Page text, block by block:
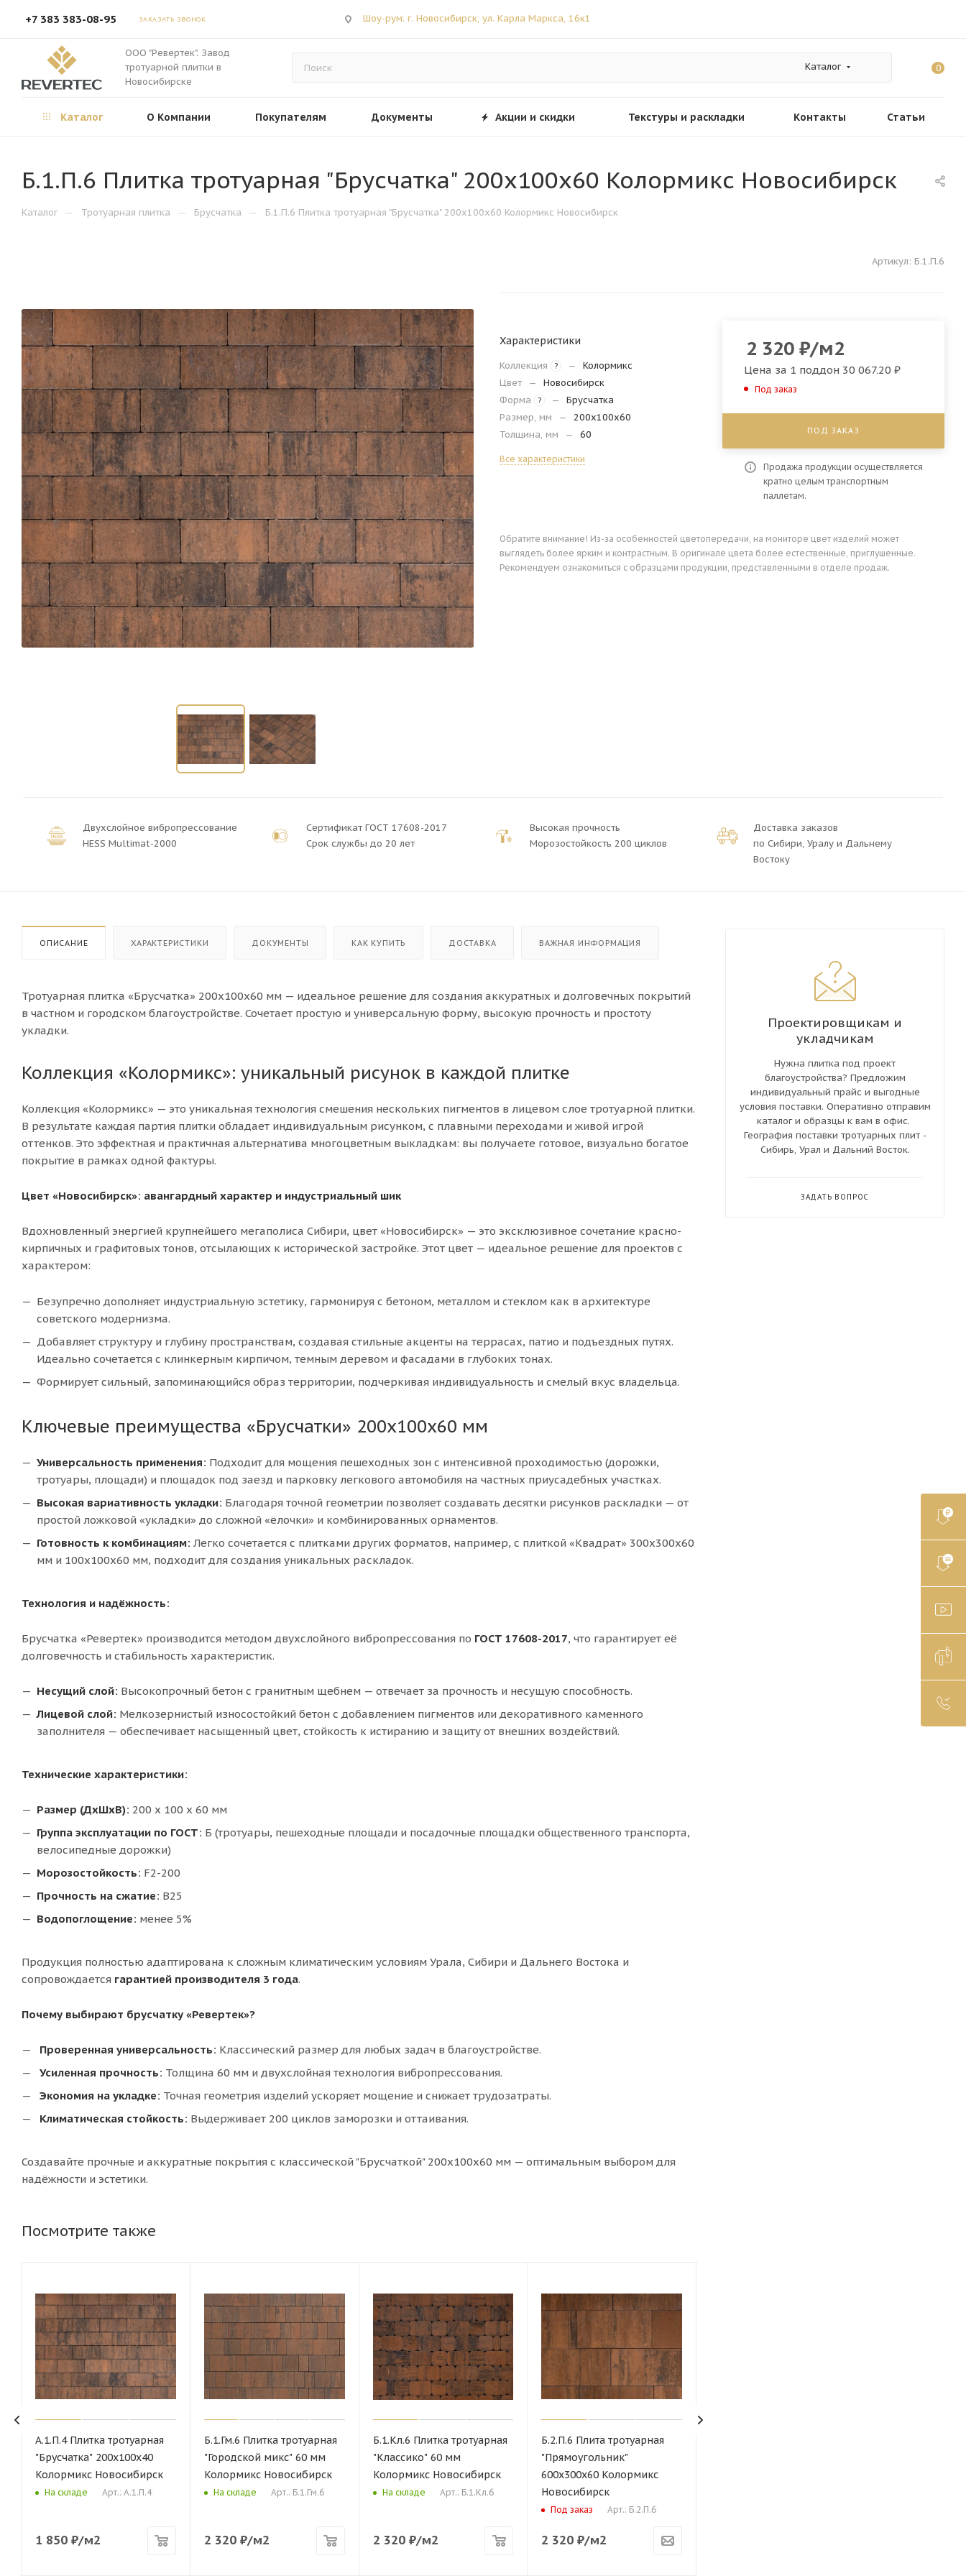
+7 383 383-08-95 ЗАКАЗАТЬ ЗВОНОК Шоу-рум: г. Новосибирск, ул. Карла Маркса, 16к1
ООО "Ревертек". Завод
тротуарной плитки в
Новосибирске
Каталог 0
Каталог О Компании Покупателям Документы Акции и скидки Текстуры и раскладки Контакты Статьи
Б.1.П.6 Плитка тротуарная "Брусчатка" 200х100х60 Колормикс Новосибирск
Каталог — Тротуарная плитка — Брусчатка — Б.1.П.6 Плитка тротуарная "Брусчатка" 200х100х60 Колормикс Новосибирск
Артикул: Б.1.П.6
Характеристики
Коллекция ? —
Колормикс
Цвет
—
Новосибирск
Форма
? —
Брусчатка
Размер, мм
—
200х100х60
Толщина, мм
— 60
Все характеристики
2 320₽/м2
Цена за 1 поддон 30 067.20 ₽
Под заказ
ПОД ЗАКАЗ
Продажа продукции осуществляется
кратно целым транспортным
паллетам.
Обратите внимание! Из-за особенностей цветопередачи, на мониторе цвет изделий может
выглядеть более ярким и контрастным. В оригинале цвета более естественные, приглушенные.
Рекомендуем ознакомиться с образцами продукции, представленными в отделе продаж.
Двухслойное вибропрессование
HESS Multimat-2000
Сертификат ГОСТ 17608-2017
Срок службы до 20 лет
Высокая прочность
Морозостойкость 200 циклов
Доставка заказов
по Сибири, Уралу и Дальнему
Востоку
ОПИСАНИЕ ХАРАКТЕРИСТИКИ ДОКУМЕНТЫ КАК КУПИТЬ ДОСТАВКА ВАЖНАЯ ИНФОРМАЦИЯ
Тротуарная плитка «Брусчатка» 200х100х60 мм — идеальное решение для создания аккуратных и долговечных покрытий
в частном и городском благоустройстве. Сочетает простую и универсальную форму, высокую прочность и простоту
укладки.
Коллекция «Колормикс»: уникальный рисунок в каждой плитке
Коллекция «Колормикс» — это уникальная технология смешения нескольких пигментов в лицевом слое тротуарной плитки.
В результате каждая партия плитки обладает индивидуальным рисунком, с плавными переходами и живой игрой
оттенков. Это эффектная и практичная альтернатива многоцветным выкладкам: вы получаете готовое, визуально богатое
покрытие в рамках одной фактуры.
Цвет «Новосибирск»: авангардный характер и индустриальный шик
Вдохновленный энергией крупнейшего мегаполиса Сибири, цвет «Новосибирск» — это эксклюзивное сочетание красно-
кирпичных и графитовых тонов, отсылающих к исторической застройке. Этот цвет — идеальное решение для проектов с
характером:
Безупречно дополняет индустриальную эстетику, гармонируя с бетоном, металлом и стеклом как в архитектуре
советского модернизма.
Добавляет структуру и глубину пространствам, создавая стильные акценты на террасах, патио и подъездных путях.
Идеально сочетается с клинкерным кирпичом, темным деревом и фасадами в глубоких тонах.
Формирует сильный, запоминающийся образ территории, подчеркивая индивидуальность и смелый вкус владельца.
Ключевые преимущества «Брусчатки» 200х100х60 мм
Универсальность применения: Подходит для мощения пешеходных зон с интенсивной проходимостью (дорожки,
тротуары, площади) и площадок под заезд и парковку легкового автомобиля на частных приусадебных участках.
Высокая вариативность укладки: Благодаря точной геометрии позволяет создавать десятки рисунков раскладки — от
простой ложковой «укладки» до сложной «ёлочки» и комбинированных орнаментов.
Готовность к комбинациям: Легко сочетается с плитками других форматов, например, с плиткой «Квадрат» 300х300х60
мм и 100х100х60 мм, подходит для создания уникальных раскладок.
Технология и надёжность:
Брусчатка «Ревертек» производится методом двухслойного вибропрессования по ГОСТ 17608-2017, что гарантирует её
долговечность и стабильность характеристик.
Несущий слой: Высокопрочный бетон с гранитным щебнем — отвечает за прочность и несущую способность.
Лицевой слой: Мелкозернистый износостойкий бетон с добавлением пигментов или декоративного каменного
заполнителя — обеспечивает насыщенный цвет, стойкость к истиранию и защиту от внешних воздействий.
Технические характеристики:
Размер (ДхШхВ): 200 x 100 x 60 мм
Группа эксплуатации по ГОСТ: Б (тротуары, пешеходные площади и посадочные площадки общественного транспорта,
велосипедные дорожки)
Морозостойкость: F2-200
Прочность на сжатие: В25
Водопоглощение: менее 5%
Продукция полностью адаптирована к сложным климатическим условиям Урала, Сибири и Дальнего Востока и
сопровождается гарантией производителя 3 года.
Почему выбирают брусчатку «Ревертек»?
Проверенная универсальность: Классический размер для любых задач в благоустройстве.
Усиленная прочность: Толщина 60 мм и двухслойная технология вибропрессования.
Экономия на укладке: Точная геометрия изделий ускоряет мощение и снижает трудозатраты.
Климатическая стойкость: Выдерживает 200 циклов заморозки и оттаивания.
Создавайте прочные и аккуратные покрытия с классической "Брусчаткой" 200х100х60 мм — оптимальным выбором для
надёжности и эстетики.
Посмотрите также
А.1.П.4 Плитка тротуарная
"Брусчатка" 200х100х40
Колормикс Новосибирск
На складе Арт.: А.1.П.4
1 850 ₽/м2
Б.1.Гм.6 Плитка тротуарная
"Городской микс" 60 мм
Колормикс Новосибирск
На складе Арт.: Б.1.Гм.6
2 320₽/м2
Б.1.Кл.6 Плитка тротуарная
"Классико" 60 мм
Колормикс Новосибирск
На складе Арт.: Б.1.Кл.6
2 320₽/м2
Б.2.П.6 Плита тротуарная
"Прямоугольник"
600х300х60 Колормикс
Новосибирск
Под заказ Арт.: Б.2.П.6
2 320 ₽/м2
Проектировщикам и
укладчикам
Нужна плитка под проект
благоустройства? Предложим
индивидуальный прайс и выгодные
условия поставки. Оперативно отправим
каталог и образцы к вам в офис.
География поставки тротуарных плит -
Сибирь, Урал и Дальний Восток.
ЗАДАТЬ ВОПРОС